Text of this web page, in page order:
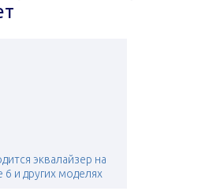
эквалайзер на
6 и других моделях